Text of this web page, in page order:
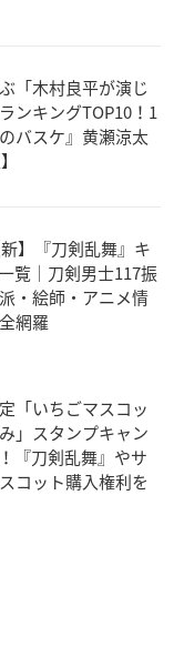
「木村良平が演じ
ンキングTOP10！1
バスケ』黄瀬涼太
新】『刀剣乱舞』キ
覧｜刀剣男士117振
・絵師・アニメ情
網羅
「いちごマスコッ
」スタンプキャン
『刀剣乱舞』やサ
コット購入権利を